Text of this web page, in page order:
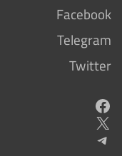
Facebook
Telegram
Twitter
Facebook
X
Telegram